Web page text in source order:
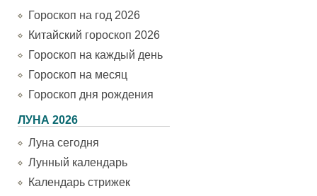
Гороскоп на год 2026
Китайский гороскоп 2026
Гороскоп на каждый день
Гороскоп на месяц
Гороскоп дня рождения
ЛУНА 2026
Луна сегодня
Лунный календарь
Календарь стрижек